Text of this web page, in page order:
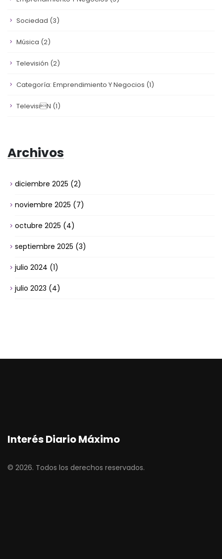
Sociedad (3)
Música (2)
Televisión (2)
Categoría: Emprendimiento Y Negocios (1)
Televisin (1)
Archivos
diciembre 2025 (2)
noviembre 2025 (7)
octubre 2025 (4)
septiembre 2025 (3)
julio 2024 (1)
julio 2023 (4)
Interés Diario Máximo
© 2026. Todos los derechos reservados.